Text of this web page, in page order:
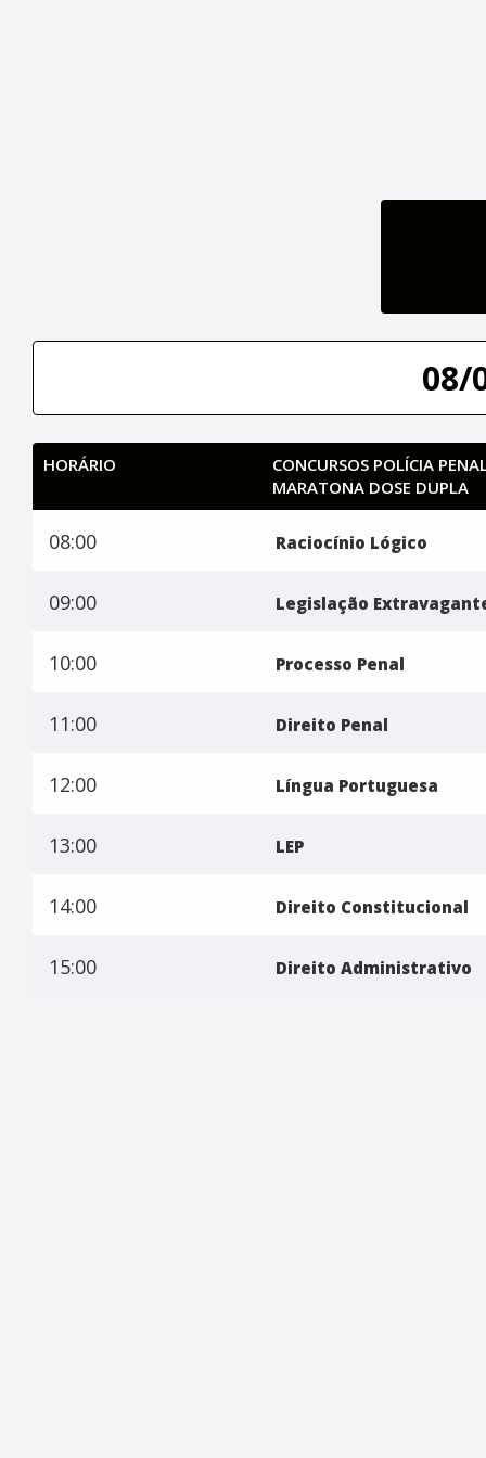
08/
HORÁRIO
CONCURSOS POLÍCIA
MARATONA DOSE DUPLA
08:00 Raciocínio Lógico
09:00 Legislação
10:00 Processo Penal
11:00 Direito Penal
12:00 Língua Portuguesa
13:00 LEP
14:00 Direito Constitucional
15:00 Direito Administrativo